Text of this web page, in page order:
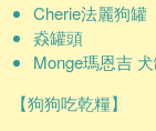
Cherie法麗狗罐
猋罐頭
Monge瑪恩吉
【狗狗吃乾糧】